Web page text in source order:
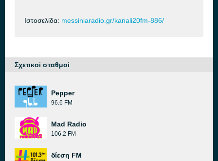
Ιστοσελίδα: messiniaradio.gr/kanali20fm-886/
Σχετικοί σταθμοί
Pepper
96.6 FM
Mad Radio
106.2 FM
δίεση FM